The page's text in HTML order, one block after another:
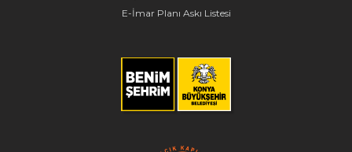
E-İmar Planı Askı Listesi